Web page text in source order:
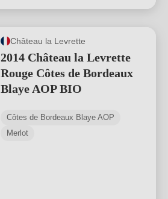
Château la Levrette
2014 Château la Levrette
Rouge Côtes de Bordeaux
Blaye AOP BIO
Côtes de Bordeaux Blaye AOP
Merlot